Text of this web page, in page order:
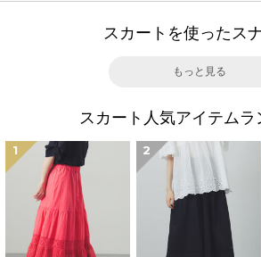
スカートを使ったス
もっと見る
スカート人気アイテムラ
1 2